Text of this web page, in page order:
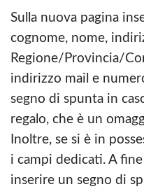
Sulla nuova pagina
cognome, nome,
Regione/Provincia/
indirizzo mail e
segno di spunta in
regalo, che è un
Inoltre, se si è in
i campi dedicati. A
inserire un segno di